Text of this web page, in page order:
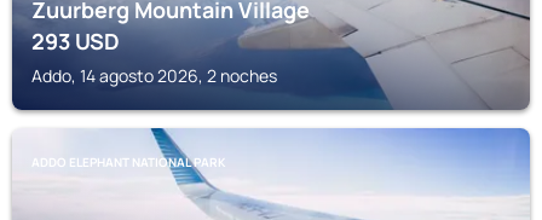
Zuurberg Mountain Village
293USD
Addo, 14 agosto 2026, 2 noches
ADDO ELEPHANT NATIONAL PARK